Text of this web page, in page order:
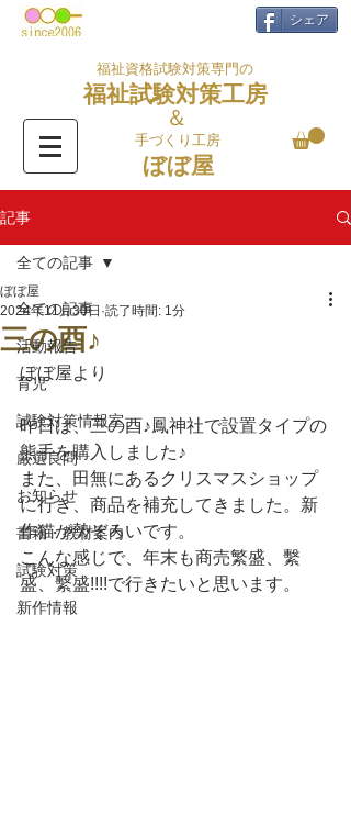
シェア
福祉資格試験対策専門の
福祉試験対策工房
＆
手づくり工房
ぼぼ屋
記事
全ての記事
活動報告
育児
試験対策情報室
厳選良問
お知らせ
書籍・教材案内
試験対策
新作情報
全ての記事
三の酉♪
ぼぼ屋
2024年11月30日 読了時間: 1分
ぼぼ屋より
昨日は、三の酉♪鳳神社で設置タイプの
熊手を購入しました♪
また、田無にあるクリスマスショップ
に行き、商品を補充してきました。新
作猫が勢ぞろいです。
こんな感じで、年末も商売繁盛、繫
盛、繫盛!!!!で行きたいと思います。